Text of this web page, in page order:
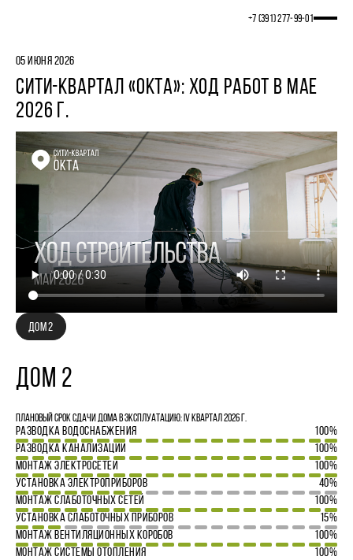
+7 (391) 277‒99‒01
05 ИЮНЯ 2026
СИТИ-КВАРТАЛ «ОКТА»: ХОД РАБОТ В МАЕ
2026 Г.
ДОМ 2
ДОМ 2
Плановый срок сдачи дома в эксплуатацию: IV квартал 2026 г.
РАЗВОДКА ВОДОСНАБЖЕНИЯ
100%
РАЗВОДКА КАНАЛИЗАЦИИ
100%
МОНТАЖ ЭЛЕКТРОСЕТЕЙ
100%
УСТАНОВКА ЭЛЕКТРОПРИБОРОВ
40%
МОНТАЖ СЛАБОТОЧНЫХ СЕТЕЙ
100%
УСТАНОВКА СЛАБОТОЧНЫХ ПРИБОРОВ
15%
МОНТАЖ ВЕНТИЛЯЦИОННЫХ КОРОБОВ
100%
МОНТАЖ СИСТЕМЫ ОТОПЛЕНИЯ
100%